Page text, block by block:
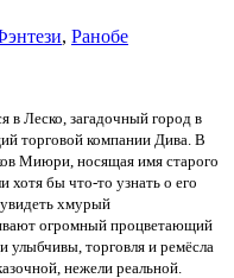
, Ранобе
в Леско, загадочный город в
торговой компании Дива. В
Миюри, носящая имя старого
хотя бы что-то узнать о его
хмурый
огромный процветающий
торговля и ремёсла
нежели реальной.